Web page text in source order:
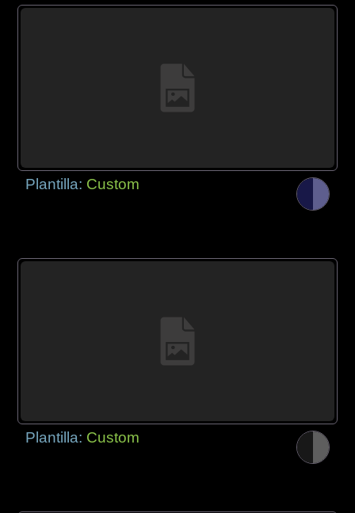
Plantilla: Custom
Plantilla: Custom